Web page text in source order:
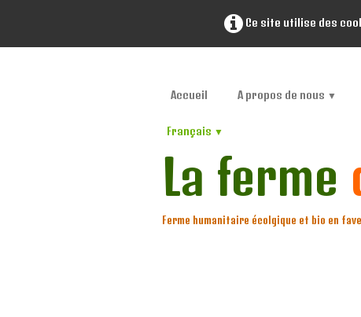
Ce site utilise des
Accueil A propos de nous ▼
Français ▼
La ferme
Ferme humanitaire écolgique et bio en